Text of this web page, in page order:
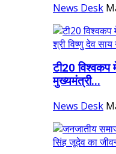
News Desk
टी20 विश्वकप
मुख्यमंत्री...
News Desk